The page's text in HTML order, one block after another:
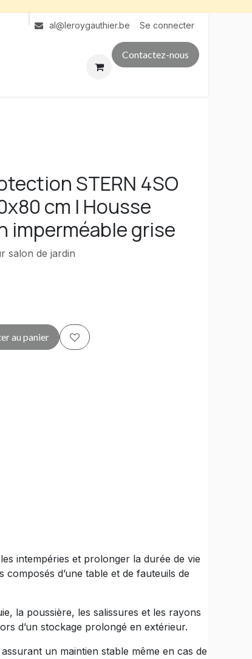
al@leroygauthier.be Se connecter
Contactez-nous
STERN 4SO
cm | Housse
imperméable grise
salon de jardin
au panier
intempéries et prolonger la durée de vie
d’une table et de fauteuils de
la poussière, les salissures et les rayons
d’un stockage prolongé en extérieur.
un maintien stable même en cas de